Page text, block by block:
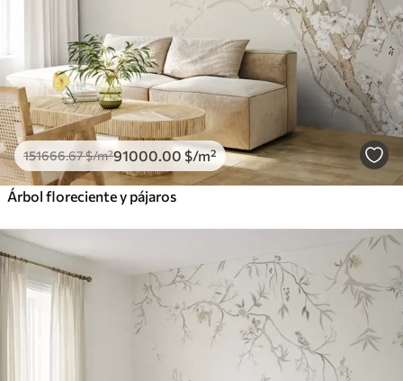
151666.67$/m²91000 .00 $/m²
Árbol floreciente y pájaros